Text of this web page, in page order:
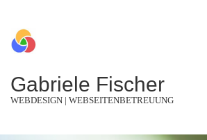
Gabriele Fischer
WEBDESIGN | WEBSEITENBETREUUNG